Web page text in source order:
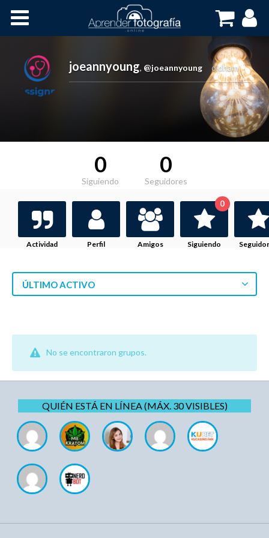
Cursos OnLine
joeannyoung, @joeannyoung oldham
0
Siguiendo
0
Seguidores
Actividad Perfil Amigos Siguiendo
0
ÚLTIMO ACTIVO
No se encontraron grupos.
QUIÉN ESTÁ EN LÍNEA (MÁX. 30 VISIBLES)